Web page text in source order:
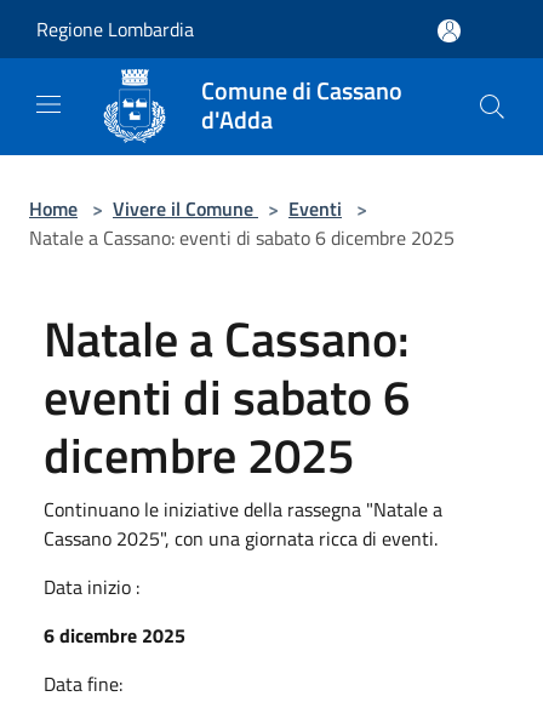
Regione Lombardia
Comune di Cassano
d'Adda
Home > Vivere il Comune > Eventi >
Natale a Cassano: eventi di sabato 6 dicembre 2025
Natale a Cassano:
eventi di sabato 6
dicembre 2025
Continuano le iniziative della rassegna "Natale a
Cassano 2025", con una giornata ricca di eventi.
Data inizio :
6 dicembre 2025
Data fine: